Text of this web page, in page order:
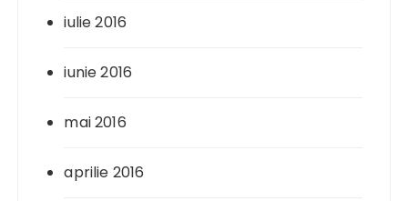
iulie 2016
iunie 2016
mai 2016
aprilie 2016